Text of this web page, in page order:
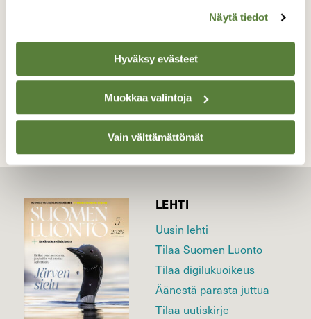
Näytä tiedot
Hyväksy evästeet
Muokkaa valintoja
Vain välttämättömät
Valokuvaaja: Irja Lehtinen, Lempäälä 26.4.2020
TAKAISIN LISTAAN
LEHTI
Uusin lehti
Tilaa Suomen Luonto
Tilaa digilukuoikeus
Äänestä parasta juttua
Tilaa uutiskirje